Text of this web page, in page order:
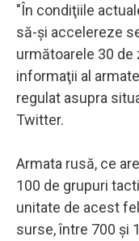
"În condiţiile
să-şi accelereze
următoarele 30 de
informaţii al
regulat asupra
Twitter.
Armata rusă, ce
100 de grupuri
unitate de acest
surse, între 700 şi